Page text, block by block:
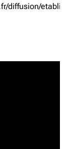
diffusion/